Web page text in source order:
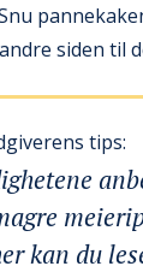
siden til
tips:
kan du